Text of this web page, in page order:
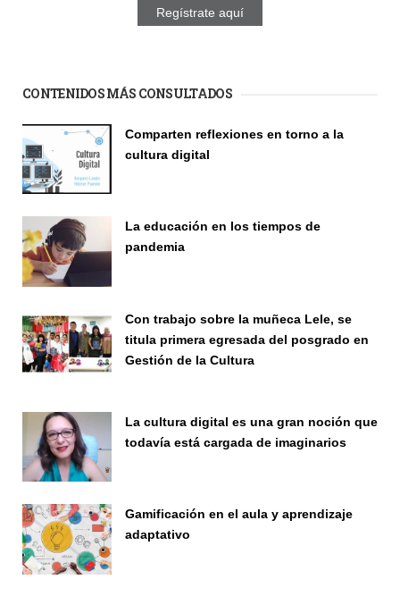
Regístrate aquí
CONTENIDOS MÁS CONSULTADOS
Comparten reflexiones en torno a la
cultura digital
La educación en los tiempos de
pandemia
Con trabajo sobre la muñeca Lele, se
titula primera egresada del posgrado en
Gestión de la Cultura
La cultura digital es una gran noción que
todavía está cargada de imaginarios
Gamificación en el aula y aprendizaje
adaptativo